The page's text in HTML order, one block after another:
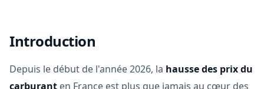
Introduction
Depuis le début de l'année 2026, la hausse des prix du
carburant en France est plus que jamais au cœur des